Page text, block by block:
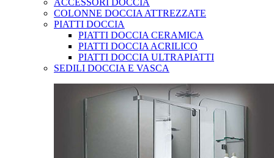
COLONNE DOCCIA ATTREZZATE
PIATTI DOCCIA
PIATTI DOCCIA CERAMICA
PIATTI DOCCIA ACRILICO
PIATTI DOCCIA ULTRAPIATTI
SEDILI DOCCIA E VASCA